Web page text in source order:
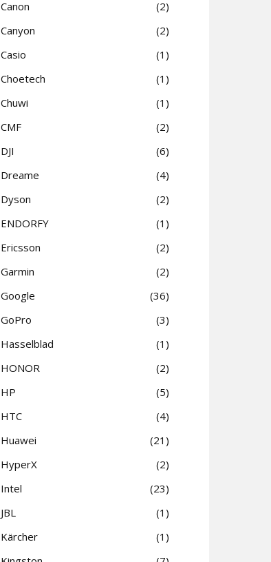
Canon
2
Canyon
2
Casio
1
Choetech
1
Chuwi
1
CMF
2
DJI
6
Dreame
4
Dyson
2
ENDORFY
1
Ericsson
2
Garmin
2
Google
36
GoPro
3
Hasselblad
1
HONOR
2
HP
5
HTC
4
Huawei
21
HyperX
2
Intel
23
JBL
1
Kärcher
1